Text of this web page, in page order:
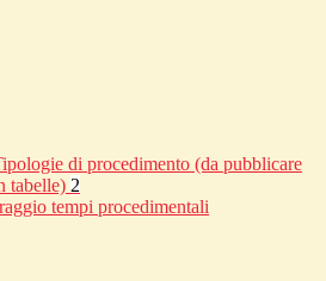
di procedimento (da pubblicare
tabelle) 2
tempi procedimentali